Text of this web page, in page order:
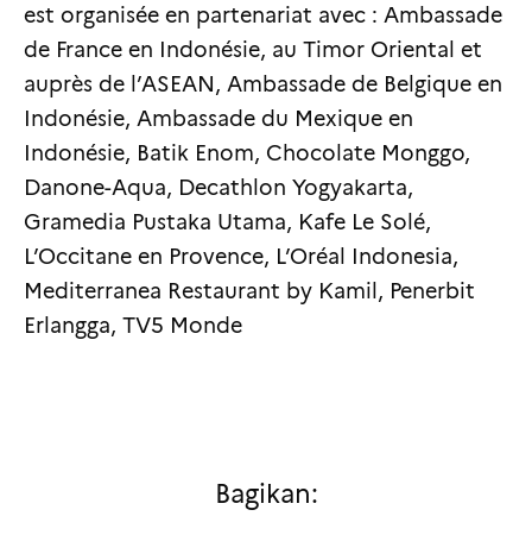
est organisée en partenariat avec : Ambassade
de France en Indonésie, au Timor Oriental et
auprès de l’ASEAN, Ambassade de Belgique en
Indonésie, Ambassade du Mexique en
Indonésie, Batik Enom, Chocolate Monggo,
Danone-Aqua, Decathlon Yogyakarta,
Gramedia Pustaka Utama, Kafe Le Solé,
L’Occitane en Provence, L’Oréal Indonesia,
Mediterranea Restaurant by Kamil, Penerbit
Erlangga, TV5 Monde
Bagikan: